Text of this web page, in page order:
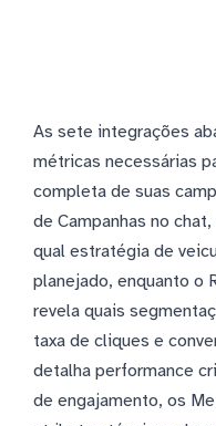
As sete integrações
métricas necessárias
completa de suas
de Campanhas no
qual estratégia de
planejado, enquanto o
revela quais
taxa de cliques e
detalha performance
de engajamento, os